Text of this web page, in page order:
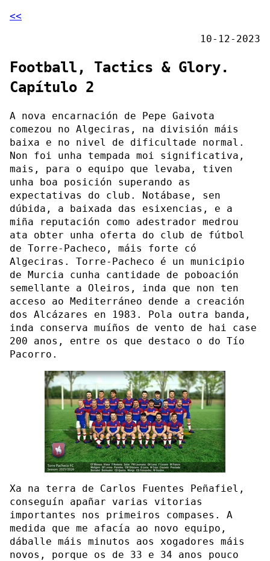
<<
10-12-2023
Football, Tactics & Glory.
Capítulo 2
A nova encarnación de Pepe Gaivota
comezou no Algeciras, na división máis
baixa e no nivel de dificultade normal.
Non foi unha tempada moi significativa,
mais, para o equipo que levaba, tiven
unha boa posición superando as
expectativas do club. Notábase, sen
dúbida, a baixada das esixencias, e a
miña reputación como adestrador medrou
ata obter unha oferta do club de fútbol
de Torre-Pacheco, máis forte có
Algeciras. Torre-Pacheco é un municipio
de Murcia cunha cantidade de poboación
semellante a Oleiros, inda que non ten
acceso ao Mediterráneo dende a creación
dos Alcázares en 1983. Pola outra banda,
inda conserva muíños de vento de hai case
200 anos, entre os que destaco o do Tío
Pacorro.
Xa na terra de Carlos Fuentes Peñafiel,
conseguín apañar varias vitorias
importantes nos primeiros compases. A
medida que me afacía ao novo equipo,
dáballe máis minutos aos xogadores máis
novos, porque os de 33 e 34 anos pouco